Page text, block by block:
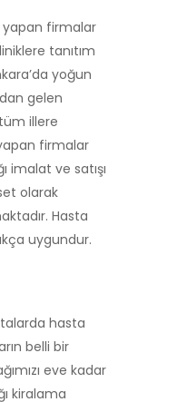
yapan firmalar
tanıtım
yoğun
gelen
illere
firmalar
imalat ve satışı
olarak
Hasta
uygundur.
hasta
belli bir
eve kadar
kiralama